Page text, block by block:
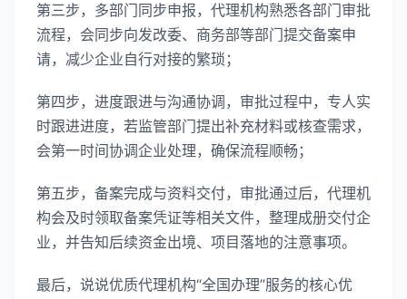
第三步，多部门同步申报，代理机构熟悉各部门审批
流程，会同步向发改委、商务部等部门提交备案申
请，减少企业自行对接的繁琐；
第四步，进度跟进与沟通协调，审批过程中，专人实
时跟进进度，若监管部门提出补充材料或核查需求，
会第一时间协调企业处理，确保流程顺畅；
第五步，备案完成与资料交付，审批通过后，代理机
构会及时领取备案凭证等相关文件，整理成册交付企
业，并告知后续资金出境、项目落地的注意事项。
最后，说说优质代理机构“全国办理”服务的核心优